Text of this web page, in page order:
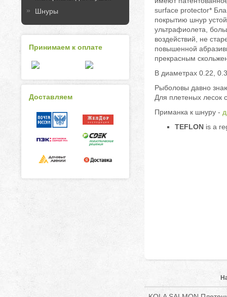
Шнуры
Принимаем к оплате
Доставляем
surface protector*
покрытию шнур
ультрафиолета,
воздействий, не
повышенной
прекрасным
В диаметрах 0.22,
Рыболовы давно
Для плетеных лесок
Приманка к шнуру -
TEFLONis a